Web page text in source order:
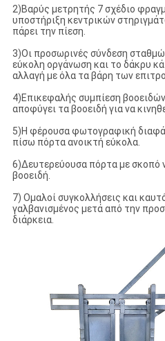
2)Βαρύς μετρητής 7 σχέδιο
υποστήριξη κεντρικών
πάρει την πίεση.
3)Οι προσωρινές σύνδεση
εύκολη οργάνωση και το δάκρυ
αλλαγή με όλα τα βάρη των
4)Επικεφαλής συμπίεση
αποφύγει τα βοοειδή για να
5)Η φέρουσα φωτογραφική
πίσω πόρτα ανοικτή εύκολα.
6)Δευτερεύουσα πόρτα με σκοπό
βοοειδή.
7) Ομαλοί συγκολλήσεις και
γαλβανισμένος μετά από την
διάρκεια.